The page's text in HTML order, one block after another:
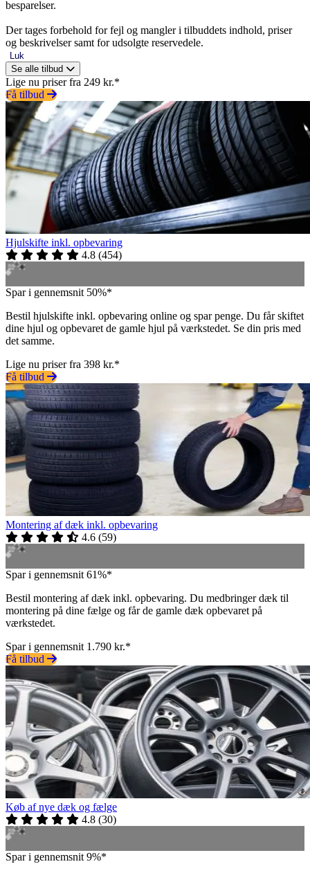
besparelser.
Der tages forbehold for fejl og mangler i tilbuddets indhold, priser
og beskrivelser samt for udsolgte reservedele.
Luk
Se alle tilbud
Lige nu priser fra 249 kr.*
Få tilbud
Hjulskifte inkl. opbevaring
4.8 (454)
Spar i gennemsnit 50%*
Bestil hjulskifte inkl. opbevaring online og spar penge. Du får skiftet
dine hjul og opbevaret de gamle hjul på værkstedet. Se din pris med
det samme.
Lige nu priser fra 398 kr.*
Få tilbud
Montering af dæk inkl. opbevaring
4.6 (59)
Spar i gennemsnit 61%*
Bestil montering af dæk inkl. opbevaring. Du medbringer dæk til
montering på dine fælge og får de gamle dæk opbevaret på
værkstedet.
Spar i gennemsnit 1.790 kr.*
Få tilbud
Køb af nye dæk og fælge
4.8 (30)
Spar i gennemsnit 9%*